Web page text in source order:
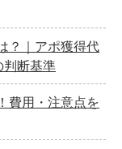
？｜アポ獲得代
判断基準
費用・注意点を